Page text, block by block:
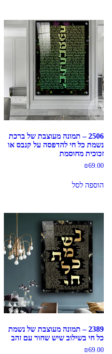
2506 – תמונה מעוצבת של ברכת
נשמת כל חי להדפסה על קנבס או
זכוכית מחוסמת
₪69.00
הוספה לסל
2389 – תמונה מעוצבת של נשמת
כל חי בשילוב שיש שחור עם זהב
₪69.00